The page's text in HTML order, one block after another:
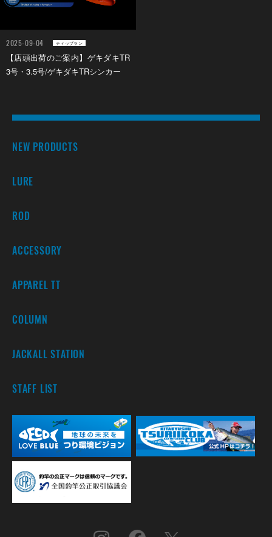
2025-09-04 ティップラン
【店頭出荷のご案内】ゲキダキTR
3号・3.5号/ゲキダキTRシンカー
NEW PRODUCTS
LURE
ROD
ACCESSORY
APPAREL TT
COLUMN
JACKALL STATION
STAFF LIST